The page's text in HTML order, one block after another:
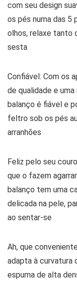
com seu design
os pés numa das 5
olhos, relaxe tanto
sesta
Confiável: Com os
de qualidade e
balanço é fiável e
feltro sob os pés
arranhões
Feliz pelo seu
que o fazem
balanço tem uma
delicada na pele,
ao sentar-se
Ah, que
adapta à curvatura
espuma de alta